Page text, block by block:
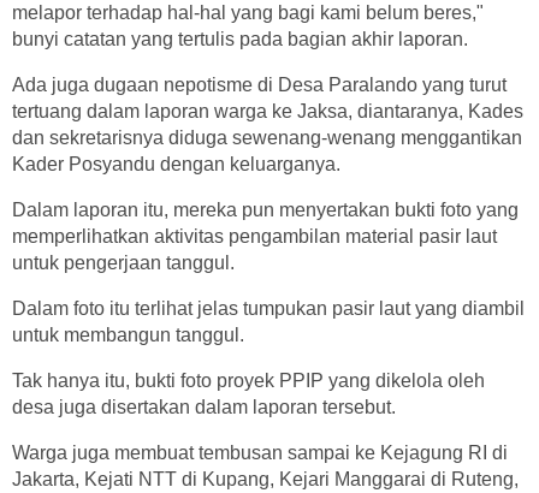
melapor terhadap hal-hal yang bagi kami belum beres,"
bunyi catatan yang tertulis pada bagian akhir laporan.
Ada juga dugaan nepotisme di Desa Paralando yang turut
tertuang dalam laporan warga ke Jaksa, diantaranya, Kades
dan sekretarisnya diduga sewenang-wenang menggantikan
Kader Posyandu dengan keluarganya.
Dalam laporan itu, mereka pun menyertakan bukti foto yang
memperlihatkan aktivitas pengambilan material pasir laut
untuk pengerjaan tanggul.
Dalam foto itu terlihat jelas tumpukan pasir laut yang diambil
untuk membangun tanggul.
Tak hanya itu, bukti foto proyek PPIP yang dikelola oleh
desa juga disertakan dalam laporan tersebut.
Warga juga membuat tembusan sampai ke Kejagung RI di
Jakarta, Kejati NTT di Kupang, Kejari Manggarai di Ruteng,